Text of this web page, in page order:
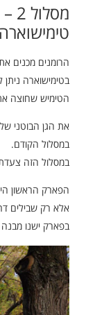
הרומנים מכנים
בטימישוארה ניתן
הטימיש שחוצה
במסלול הקודם.
במסלול הזה
אלא רק שבילים
בפארק ישנו מבנה